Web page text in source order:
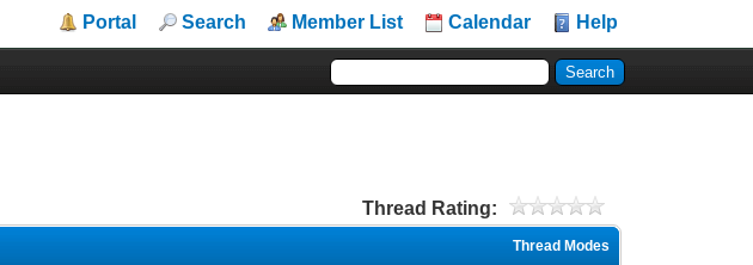
Portal Search Member List Calendar Help
Thread Rating:
Thread Modes